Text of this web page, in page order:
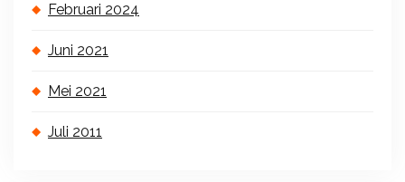
Februari 2024
Juni 2021
Mei 2021
Juli 2011